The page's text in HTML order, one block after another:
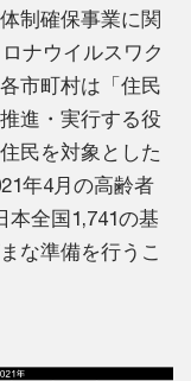
制確保事業に関
ナウイルスワク
市町村は「住民
進・実行する役
民を対象とした
年4月の高齢者
本全国1,741の基
な準備を行うこ